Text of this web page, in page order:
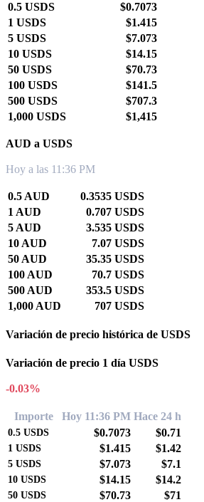
0.5 USDS
$0.7073
1 USDS
$1.415
5 USDS
$7.073
10 USDS
$14.15
50 USDS
$70.73
100 USDS
$141.5
500 USDS
$707.3
1,000 USDS
$1,415
AUD a USDS
Hoy a las 11:36 PM
0.5 AUD
0.3535 USDS
1 AUD
0.707 USDS
5 AUD
3.535 USDS
10 AUD
7.07 USDS
50 AUD
35.35 USDS
100 AUD
70.7 USDS
500 AUD
353.5 USDS
1,000 AUD
707 USDS
Variación de precio histórica de USDS
Variación de precio 1 día USDS
-0.03%
Importe Hoy 11:36 PM Hace 24 h
0.5 USDS $0.7073 $0.71
1 USDS $1.415 $1.42
5 USDS $7.073 $7.1
10 USDS $14.15 $14.2
50 USDS $70.73 $71